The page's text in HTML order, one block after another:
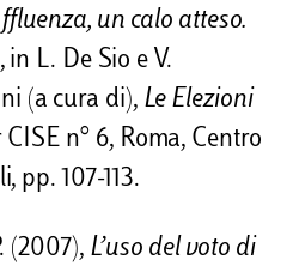
un calo atteso.
, in L. De Sio e V.
(a cura di), Le Elezioni
CISE n° 6, Roma, Centro
pp. 107-113.
(2007), L’uso del voto di